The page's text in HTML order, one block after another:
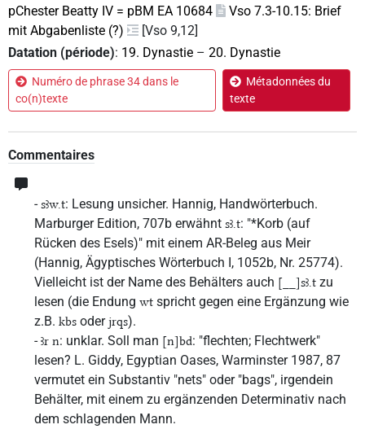
pChester Beatty IV = pBM EA 10684
Vso 7.3-10.15: Brief
mit Abgabenliste (?)
[Vso 9,12]
Datation (période): 19. Dynastie – 20. Dynastie
Numéro de phrase 34 dans le
co(n)texte
Métadonnées du
texte
Commentaires
-sꜣw.t: Lesung unsicher. Hannig, Handwörterbuch.
Marburger Edition, 707b erwähnt sꜣ.t: "*Korb (auf
Rücken des Esels)" mit einem AR-Beleg aus Meir
(Hannig, Ägyptisches Wörterbuch I, 1052b, Nr. 25774).
Vielleicht ist der Name des Behälters auch [__]sꜣ.t zu
lesen (die Endung wt spricht gegen eine Ergänzung wie
z.B. kbs oderjrqs).
-ꜣr n: unklar. Soll man [n]bd: "flechten; Flechtwerk"
lesen? L. Giddy, Egyptian Oases, Warminster 1987, 87
vermutet ein Substantiv "nets" oder "bags", irgendein
Behälter, mit einem zu ergänzenden Determinativ nach
dem schlagenden Mann.